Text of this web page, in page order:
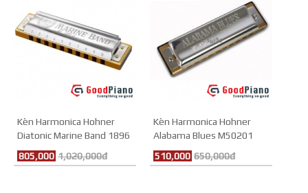
Kèn Harmonica Hohner
Diatonic Marine Band 1896
Classic
805,000 1,020,000đ
Kèn Harmonica Hohner
Alabama Blues M50201
510,000 650,000đ